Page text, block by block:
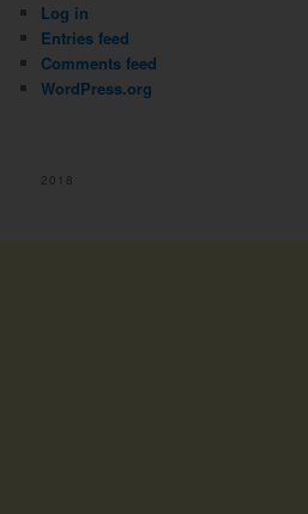
Log in
Entries feed
Comments feed
WordPress.org
2018